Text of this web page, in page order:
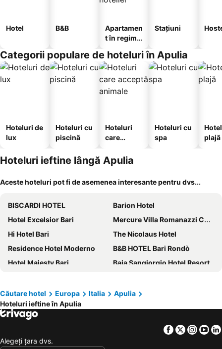
Hotel B&B
Apartamen
t în regim
Stațiuni
Categorii populare de hoteluri în Apulia
Hoteluri de
lux
Hoteluri cu
piscină
Hoteluri
care
animale
Hoteluri cu
spa
plajă
Hoteluri ieftine lângă Apulia
Aceste hoteluri pot fi de asemenea interesante pentru dvs...
BISCARDI HOTEL
Barion Hotel
Hotel Excelsior Bari
Mercure Villa Romanazzi Carducci Bari
Hi Hotel Bari
The Nicolaus Hotel
Residence Hotel Moderno
B&B HOTEL Bari Rondò
Hotel Majesty Bari
Baia Sangiorgio Hotel Resort
Hotel HR
JR Hotels Oriente Bari
Campus Hotel
Hotel Costa
Căutare hotel Europa Italia
Apulia
Hoteluri ieftine în Apulia
Facebook
Twitter
Alegeţi ţara dvs.